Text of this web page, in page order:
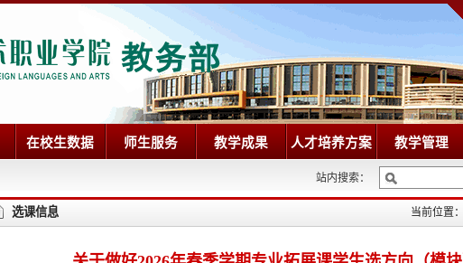
在校生数据 师生服务 教学成果 人才培养方案 教学管理
站内搜索：
选课信息 当前位置：